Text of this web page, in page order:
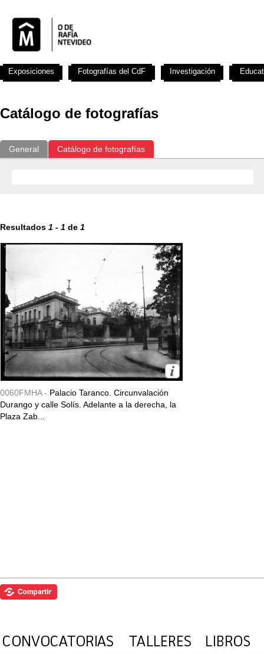
Catálogo de fotografías
General Catálogo de fotografías
Resultados 1 - 1 de 1
0060FMHA - Palacio Taranco. Circunvalación
Durango y calle Solís. Adelante a la derecha, la
Plaza Zab...
Exposiciones Fotografías del CdF Investigación